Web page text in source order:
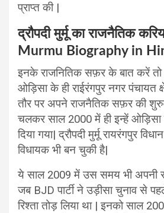
प्राप्त की |
द्रौपदी मुर्मू का राजनैतिक
Murmu Biography in
इनके राजनितिक सफ़र के बात करें
ओड़िसा के ही राईरंगपुर नगर पंचायत
तौर पर अपने राजनैतिक सफ़र की
चलकर साल 2000 में ही इन्हें ओड़िसा
दिया गया| द्रौपदी मुर्मू रायरंगपुर
विधायक भी बन चुकी है|
ये साल 2009 में उस समय भी अपनी
जब BJD पार्टी ने उड़ीसा चुनाव से
रिश्ता तोड़ लिया था | इनको साल